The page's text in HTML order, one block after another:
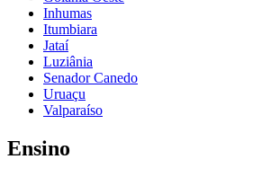
Inhumas
Itumbiara
Jataí
Luziânia
Senador Canedo
Uruaçu
Valparaíso
Ensino